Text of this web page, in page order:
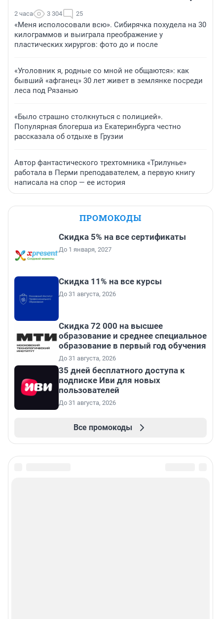
2 часа 3 304 25
«Меня исполосовали всю». Сибирячка похудела на 30
килограммов и выиграла преображение у
пластических хирургов: фото до и после
«Уголовник я, родные со мной не общаются»: как
бывший «афганец» 30 лет живет в землянке посреди
леса под Рязанью
«Было страшно столкнуться с полицией».
Популярная блогерша из Екатеринбурга честно
рассказала об отдыхе в Грузии
Автор фантастического трехтомника «Трилунье»
работала в Перми преподавателем, а первую книгу
написала на спор — ее история
ПРОМОКОДЫ
Скидка 5% на все сертификаты
До 1 января, 2027
Скидка 11% на все курсы
До 31 августа, 2026
Скидка 72 000 на высшее
образование и среднее специальное
образование в первый год обучения
До 31 августа, 2026
35 дней бесплатного доступа к
подписке Иви для новых
пользователей
До 31 августа, 2026
Все промокоды